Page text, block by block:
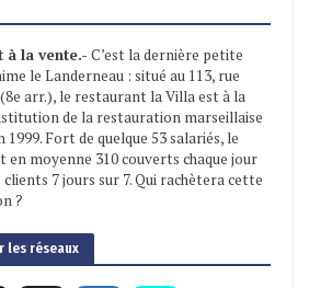
la vente.- C’est la dernière petite
le Landerneau : situé au 113, rue
arr.), le restaurant la Villa est à la
de la restauration marseillaise
1999. Fort de quelque 53 salariés, le
moyenne 310 couverts chaque jour
clients 7 jours sur 7. Qui rachètera cette
?
les réseaux